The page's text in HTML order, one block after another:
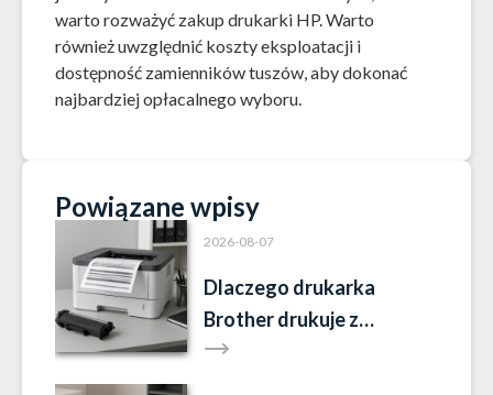
warto rozważyć zakup drukarki HP. Warto
również uwzględnić koszty eksploatacji i
dostępność zamienników tuszów, aby dokonać
najbardziej opłacalnego wyboru.
Powiązane wpisy
2026-08-07
Dlaczego drukarka
Brother drukuje z
paskami?